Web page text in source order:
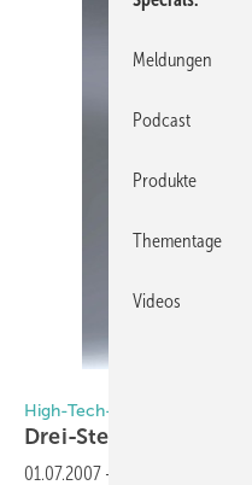
High-Tech-Fenster: Wo sich
Drei-Sterne
01.07.2007 -
Meldungen
Podcast
Produkte
Thementage
Videos